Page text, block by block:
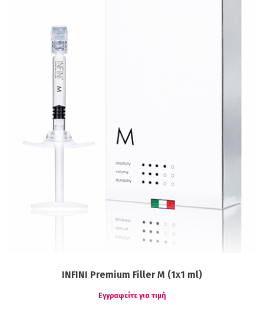
INFINI Premium Filler M (1x1 ml)
Εγγραφείτε για τιμή